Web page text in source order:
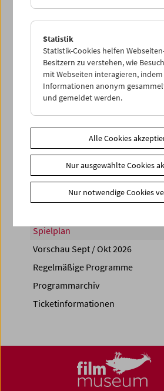
PROGRAMM ÜBERBLICK
Share on
Spielplan
Vorschau Sept / Okt 2026
Regelmäßige Programme
Programmarchiv
Ticketinformationen
Statistik
Statistik-Cookies helfen
Besitzern zu verstehen, wie
mit Webseiten interagieren, indem
Informationen anonym
und gemeldet werden.
Alle Cookies
Nur ausgewählte Cookies
Nur notwendige Cookies